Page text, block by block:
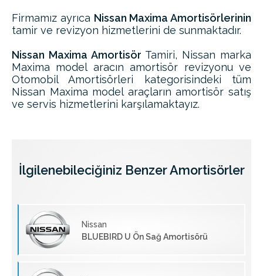
Firmamız ayrıca Nissan Maxima Amortisörlerinin
tamir ve revizyon hizmetlerini de sunmaktadır.
Nissan Maxima Amortisör Tamiri, Nissan marka
Maxima model aracın amortisör revizyonu ve
Otomobil Amortisörleri kategorisindeki tüm
Nissan Maxima model araçların amortisör satış
ve servis hizmetlerini karşılamaktayız.
İlgilenebileciğiniz Benzer Amortisörler
Nissan
BLUEBIRD U Ön Sağ Amortisörü